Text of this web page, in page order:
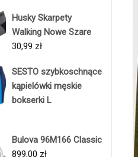
Husky Skarpety
Walking Nowe Szare
30,99 zł
SESTO szybkoschnące
kąpielówki męskie
bokserki L
Bulova 96M166 Classic
899,00 zł